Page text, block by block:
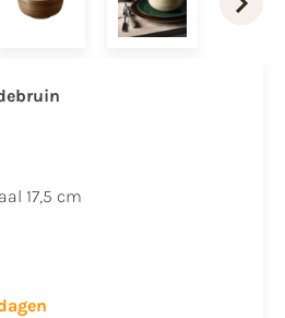
17,5 cm